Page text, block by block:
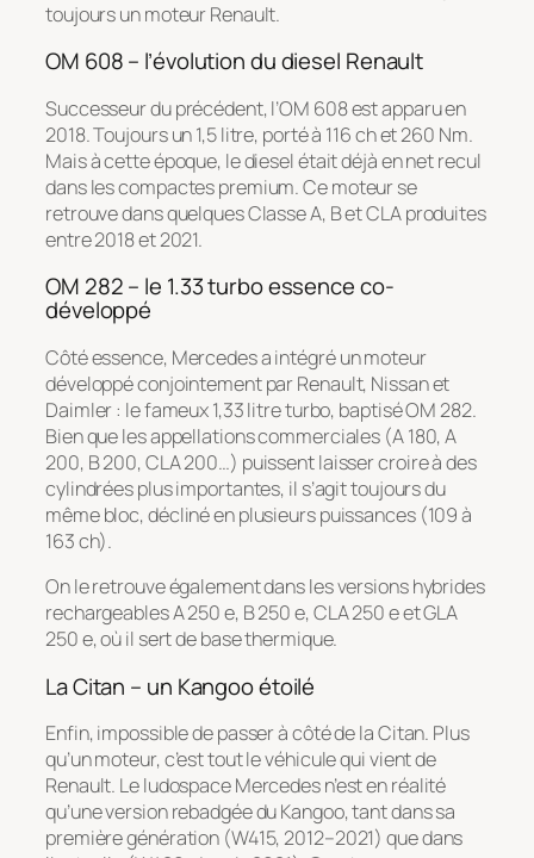
toujours un moteur Renault.
OM 608 – l’évolution du diesel Renault
Successeur du précédent, l’OM 608 est apparu en
2018. Toujours un 1,5 litre, porté à 116 ch et 260 Nm.
Mais à cette époque, le diesel était déjà en net recul
dans les compactes premium. Ce moteur se
retrouve dans quelques Classe A, B et CLA produites
entre 2018 et 2021.
OM 282 – le 1.33 turbo essence co-
développé
Côté essence, Mercedes a intégré un moteur
développé conjointement par Renault, Nissan et
Daimler : le fameux 1,33 litre turbo, baptisé OM 282.
Bien que les appellations commerciales (A 180, A
200, B 200, CLA 200…) puissent laisser croire à des
cylindrées plus importantes, il s’agit toujours du
même bloc, décliné en plusieurs puissances (109 à
163 ch).
On le retrouve également dans les versions hybrides
rechargeables A 250 e, B 250 e, CLA 250 e et GLA
250 e, où il sert de base thermique.
La Citan – un Kangoo étoilé
Enfin, impossible de passer à côté de la Citan. Plus
qu’un moteur, c’est tout le véhicule qui vient de
Renault. Le ludospace Mercedes n’est en réalité
qu’une version rebadgée du Kangoo, tant dans sa
première génération (W415, 2012–2021) que dans